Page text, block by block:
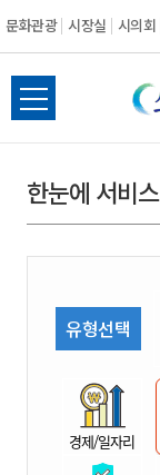
문화관광 시장실 시의회
전
체
뉴
열
한눈에 서비스
유형선택
경제/일자리